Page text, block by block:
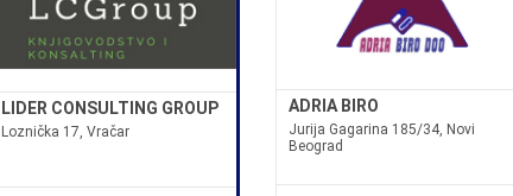
LIDER CONSULTING GROUP
Loznička 17, Vračar
ADRIA BIRO
Jurija Gagarina 185/34, Novi
Beograd